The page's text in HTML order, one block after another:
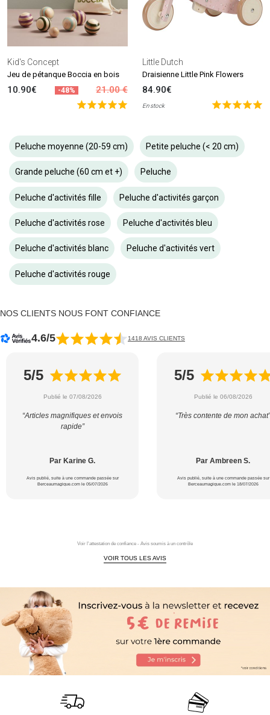
Kid's Concept
Jeu de pétanque Boccia en bois
10.90€ -48% 21.00 €
Little Dutch
Draisienne Little Pink Flowers
84.90€
En stock
Peluche moyenne (20-59 cm) Petite peluche (< 20 cm)
Grande peluche (60 cm et +) Peluche
Peluche d'activités fille Peluche d'activités garçon
Peluche d'activités rose Peluche d'activités bleu
Peluche d'activités blanc Peluche d'activités vert
Peluche d'activités rouge
NOS CLIENTS NOUS FONT CONFIANCE
4.6/5 1418 AVIS CLIENTS
5/5
Publié le 07/08/2026
“Articles magnifiques et envois
rapide”
Par Karine G.
Avis publié, suite à une commande passée sur
Berceaumagique.com le 05/07/2026
5/5
Publié le 06/08/2026
“Très contente de mon achat”
Par Ambreen S.
Avis publié, suite à une commande passée sur
Berceaumagique.com le 18/07/2026
Voir l'attestation de confiance - Avis soumis à un contrôle
VOIR TOUS LES AVIS